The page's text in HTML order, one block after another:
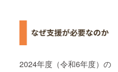
2024年度（令和6年度）の